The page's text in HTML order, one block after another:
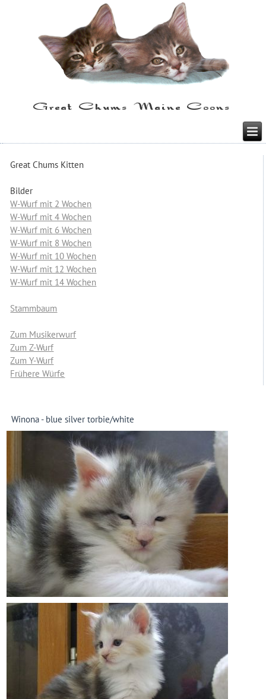
Great Chums Kitten
Bilder
W-Wurf mit 2 Wochen
W-Wurf mit 4 Wochen
W-Wurf mit 6 Wochen
W-Wurf mit 8 Wochen
W-Wurf mit 10 Wochen
W-Wurf mit 12 Wochen
W-Wurf mit 14 Wochen
Stammbaum
Zum Musikerwurf
Zum Z-Wurf
Zum Y-Wurf
Frühere Würfe
Winona - blue silver torbie/white